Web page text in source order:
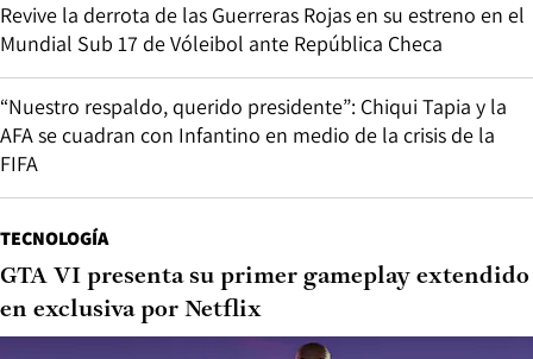
Revive la derrota de las Guerreras Rojas en su estreno en el
Mundial Sub 17 de Vóleibol ante República Checa
“Nuestro respaldo, querido presidente”: Chiqui Tapia y la
AFA se cuadran con Infantino en medio de la crisis de la
FIFA
TECNOLOGÍA
GTA VI presenta su primer gameplay extendido
en exclusiva por Netflix